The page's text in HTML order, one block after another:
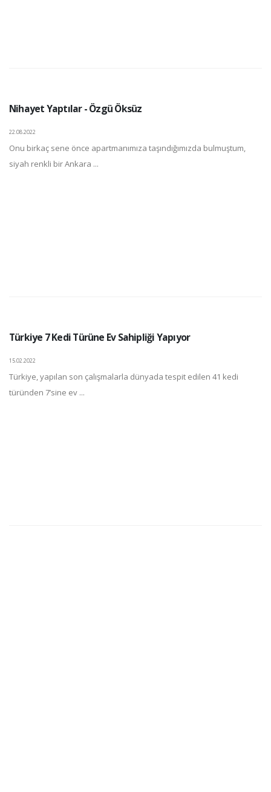
Nihayet Yaptılar - Özgü Öksüz
22.08.2022
Onu birkaç sene önce apartmanımıza taşındığımızda bulmuştum,
siyah renkli bir Ankara ...
Türkiye 7 Kedi Türüne Ev Sahipliği Yapıyor
15.02.2022
Türkiye, yapılan son çalışmalarla dünyada tespit edilen 41 kedi
türünden 7’sine ev ...